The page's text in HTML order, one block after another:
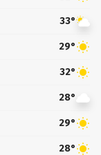
33°
29°
32°
28°
29°
28°